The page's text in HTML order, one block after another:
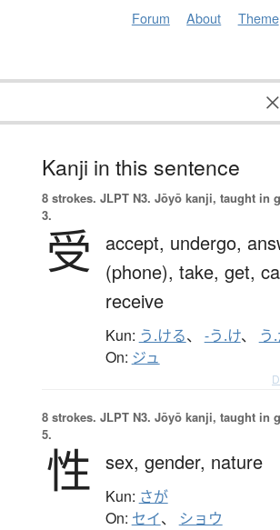
Forum About Theme
Kanji in this sentence
8 strokes. JLPT N3. Jōyō kanji, taught in
3.
受 accept, undergo,
(phone), take, get,
receive
Kun: う.ける、 -う.け、 う
On: ジュ
8 strokes. JLPT N3. Jōyō kanji, taught in
5.
性 sex, gender, nature
Kun: さが
On: セイ、 ショウ